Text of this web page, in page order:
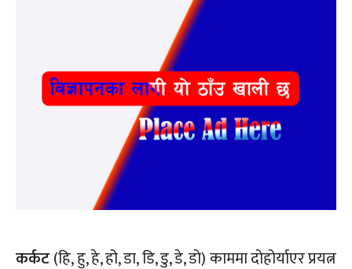
कर्कट(हि, हु, हे, हो, डा, डि, डु, डे, डो) काममा दोहोर्याएर प्रयत्न